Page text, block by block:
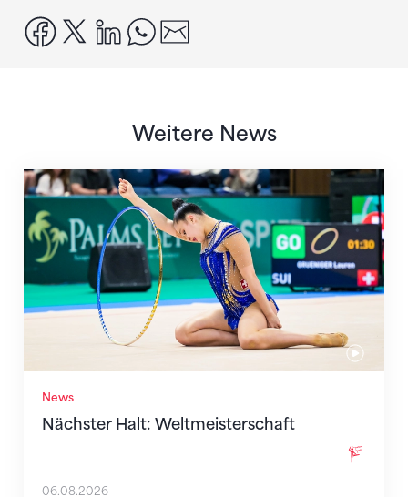
facebook
x linkedinwhatsapp
Weitere News
News
Nächster Halt: Weltmeisterschaft
Nächster Halt: Weltmeisterschaft
06.08.2026